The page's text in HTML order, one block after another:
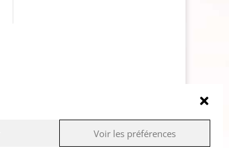
Voir les préférences